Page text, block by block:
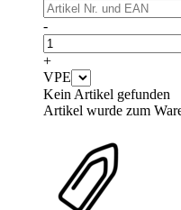
-
+
VPE
Kein Artikel gefunden
Artikel wurde zum